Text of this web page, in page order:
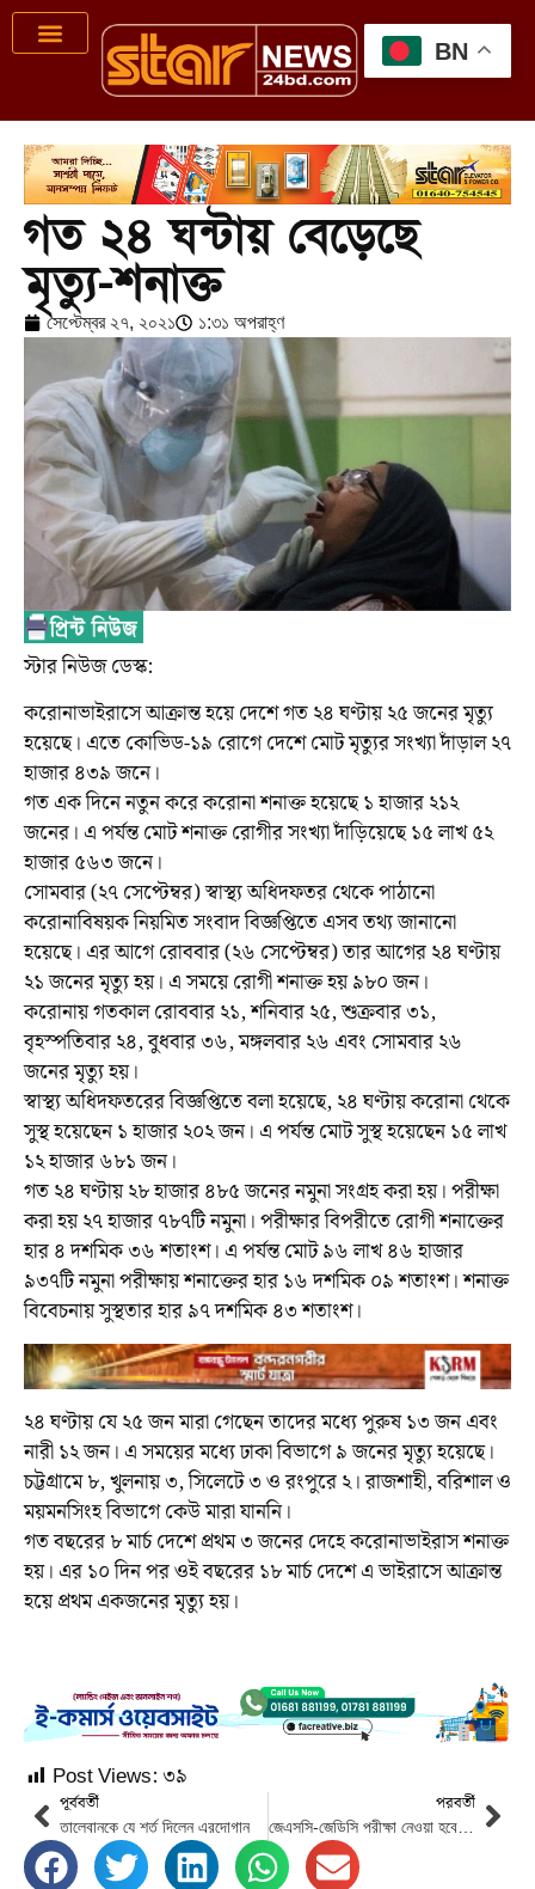
গত ২৪ ঘন্টায় বেড়েছে
মৃত্যু-শনাক্ত
সেপ্টেম্বর ২৭, ২০২১ ১:৩১ অপরাহ্ণ
স্টার নিউজ ডেস্ক:
করোনাভাইরাসে আক্রান্ত হয়ে দেশে গত ২৪ ঘণ্টায় ২৫ জনের মৃত্যু
হয়েছে। এতে কোভিড-১৯ রোগে দেশে মোট মৃত্যুর সংখ্যা দাঁড়াল ২৭
হাজার ৪৩৯ জনে।
গত এক দিনে নতুন করে করোনা শনাক্ত হয়েছে ১ হাজার ২১২
জনের। এ পর্যন্ত মোট শনাক্ত রোগীর সংখ্যা দাঁড়িয়েছে ১৫ লাখ ৫২
হাজার ৫৬৩ জনে।
সোমবার (২৭ সেপ্টেম্বর) স্বাস্থ্য অধিদফতর থেকে পাঠানো
করোনাবিষয়ক নিয়মিত সংবাদ বিজ্ঞপ্তিতে এসব তথ্য জানানো
হয়েছে। এর আগে রোববার (২৬ সেপ্টেম্বর) তার আগের ২৪ ঘণ্টায়
২১ জনের মৃত্যু হয়। এ সময়ে রোগী শনাক্ত হয় ৯৮০ জন।
করোনায় গতকাল রোববার ২১, শনিবার ২৫, শুক্রবার ৩১,
বৃহস্পতিবার ২৪, বুধবার ৩৬, মঙ্গলবার ২৬ এবং সোমবার ২৬
জনের মৃত্যু হয়।
স্বাস্থ্য অধিদফতরের বিজ্ঞপ্তিতে বলা হয়েছে, ২৪ ঘণ্টায় করোনা থেকে
সুস্থ হয়েছেন ১ হাজার ২০২ জন। এ পর্যন্ত মোট সুস্থ হয়েছেন ১৫ লাখ
১২ হাজার ৬৮১ জন।
গত ২৪ ঘণ্টায় ২৮ হাজার ৪৮৫ জনের নমুনা সংগ্রহ করা হয়। পরীক্ষা
করা হয় ২৭ হাজার ৭৮৭টি নমুনা। পরীক্ষার বিপরীতে রোগী শনাক্তের
হার ৪ দশমিক ৩৬ শতাংশ। এ পর্যন্ত মোট ৯৬ লাখ ৪৬ হাজার
৯৩৭টি নমুনা পরীক্ষায় শনাক্তের হার ১৬ দশমিক ০৯ শতাংশ। শনাক্ত
বিবেচনায় সুস্থতার হার ৯৭ দশমিক ৪৩ শতাংশ।
২৪ ঘণ্টায় যে ২৫ জন মারা গেছেন তাদের মধ্যে পুরুষ ১৩ জন এবং
নারী ১২ জন। এ সময়ের মধ্যে ঢাকা বিভাগে ৯ জনের মৃত্যু হয়েছে।
চট্টগ্রামে ৮, খুলনায় ৩, সিলেটে ৩ ও রংপুরে ২। রাজশাহী, বরিশাল ও
ময়মনসিংহ বিভাগে কেউ মারা যাননি।
গত বছরের ৮ মার্চ দেশে প্রথম ৩ জনের দেহে করোনাভাইরাস শনাক্ত
হয়। এর ১০ দিন পর ওই বছরের ১৮ মার্চ দেশে এ ভাইরাসে আক্রান্ত
হয়ে প্রথম একজনের মৃত্যু হয়।
Post Views:৩৯
পূর্ববর্তী
তালেবানকে যে শর্ত দিলেন এরদোগান
পরবর্তী
জেএসসি-জেডিসি পরীক্ষা নেওয়া হবে না : শিক্ষামিন্ত্রী
BN